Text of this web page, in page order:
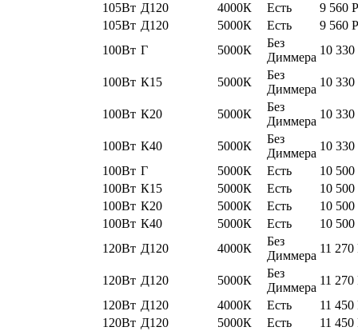
105Вт Д120 4000К Есть 9 560 Р
105Вт Д120 5000К Есть 9 560 Р
100Вт Г 5000К
Без
Диммера
10 330
100Вт К15 5000К
Без
Диммера
10 330
100Вт К20 5000К
Без
Диммера
10 330
100Вт К40 5000К
Без
Диммера
10 330
100Вт Г 5000К Есть
10 500
100Вт К15 5000К Есть
10 500
100Вт К20 5000К Есть
10 500
100Вт К40 5000К Есть
10 500
120Вт Д120 4000К
Без
Диммера
11 270
120Вт Д120 5000К
Без
Диммера
11 270
120Вт Д120 4000К Есть 11 450
120Вт Д120 5000К Есть 11 450